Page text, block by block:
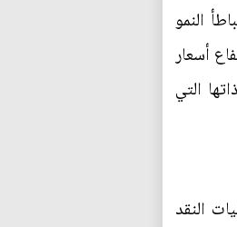
النمو
أسعار
التي
النقد